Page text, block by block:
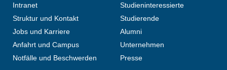
Intranet
Struktur und Kontakt
Jobs und Karriere
Anfahrt und Campus
Notfälle und Beschwerden
Studieninteressierte
Studierende
Alumni
Unternehmen
Presse